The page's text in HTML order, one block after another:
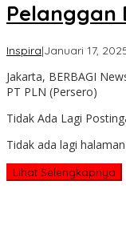
Pelanggan
Inspira|Januari 17,
Jakarta, BERBAGI
PT PLN (Persero)
Tidak Ada Lagi
Tidak ada lagi
Lihat Selengkapnya